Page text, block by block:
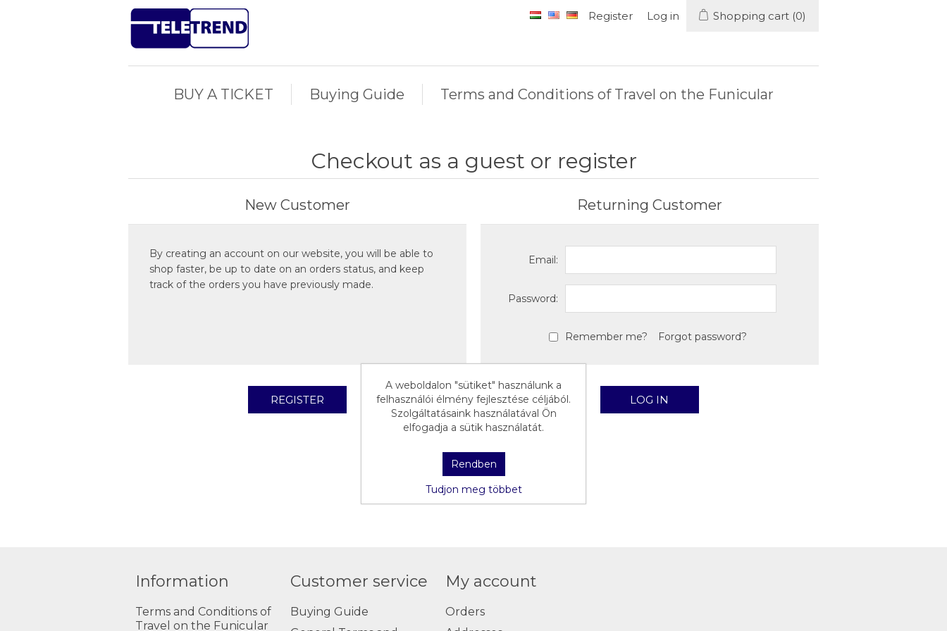
Register Log in Shopping cart (0)
BUY A TICKET Buying Guide Terms and Conditions of Travel on the Funicular
Checkout as a guest or register
New Customer
By creating an account on our website, you will be able to
shop faster, be up to date on an orders status, and keep
track of the orders you have previously made.
Returning Customer
Email:
Password:
Remember me? Forgot password?
Information
Terms and Conditions of
Travel on the Funicular
Customer service
Buying Guide
My account
Orders
A weboldalon "sütiket" használunk a
felhasználói élmény fejlesztése céljából.
Szolgáltatásaink használatával Ön
elfogadja a sütik használatát.
Rendben
Tudjon meg többet